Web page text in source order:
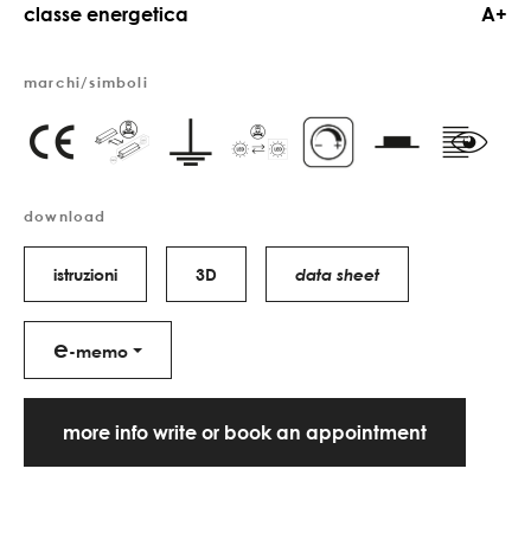
classe energetica A+
marchi/simboli
download
istruzioni 3D data sheet
e-memo
more info write or book an appointment